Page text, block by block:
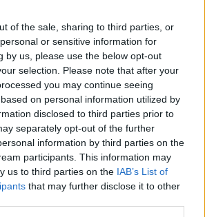
of the sale, sharing to third parties, or
or sensitive information for
by us, please use the below opt-out
selection. Please note that after your
you may continue seeing
on personal information utilized by
disclosed to third parties prior to
separately opt-out of the further
information by third parties on the
participants. This information may
us to third parties on the IAB’s List of
that may further disclose it to other